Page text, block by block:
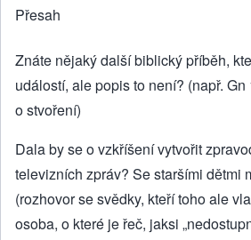
Přesah
Znáte nějaký další biblický příběh,
událostí, ale popis to není? (např.
o stvoření)
Dala by se o vzkříšení vytvořit
televizních zpráv? Se staršími dětmi
(rozhovor se svědky, kteří toho ale
osoba, o které je řeč, jaksi